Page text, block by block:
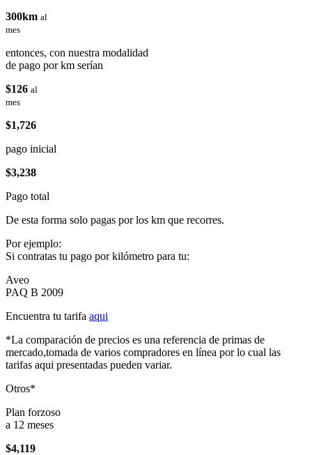
300km al
mes
entonces, con nuestra modalidad
de pago por km serían
$126 al
mes
$1,726
pago inicial
$3,238
Pago total
De esta forma solo pagas por los km que recorres.
Por ejemplo:
Si contratas tu pago por kilómetro para tu:
Aveo
PAQ B 2009
Encuentra tu tarifa aqui
*La comparación de precios es una referencia de primas de
mercado,tomada de varios compradores en línea por lo cual las
tarifas aqui presentadas pueden variar.
Otros*
Plan forzoso
a 12 meses
$4,119